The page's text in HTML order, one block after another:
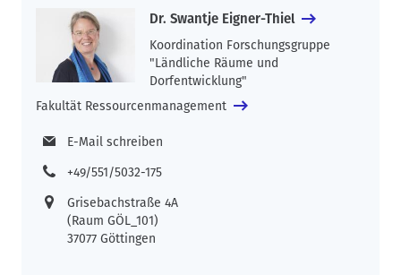
Dr. Swantje Eigner-Thiel
Koordination Forschungsgruppe
"Ländliche Räume und
Dorfentwicklung"
Fakultät Ressourcenmanagement
E-Mail schreiben
+49/551/5032-175
Grisebachstraße 4A
(Raum GÖL_101)
37077 Göttingen